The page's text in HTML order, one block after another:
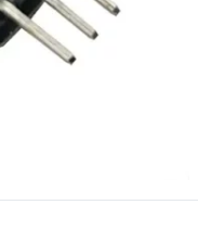
et Actionneurs